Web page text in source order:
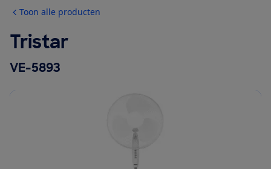
Toon alle producten
Tristar
VE-5893